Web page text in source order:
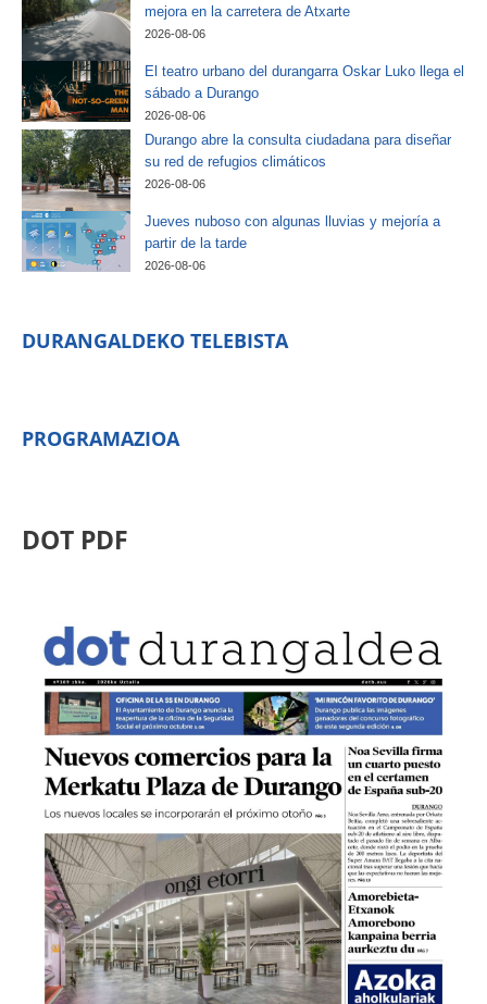
mejora en la carretera de Atxarte
2026-08-06
El teatro urbano del durangarra Oskar Luko llega el
sábado a Durango
2026-08-06
Durango abre la consulta ciudadana para diseñar
su red de refugios climáticos
2026-08-06
Jueves nuboso con algunas lluvias y mejoría a
partir de la tarde
2026-08-06
DURANGALDEKO TELEBISTA
PROGRAMAZIOA
DOT PDF